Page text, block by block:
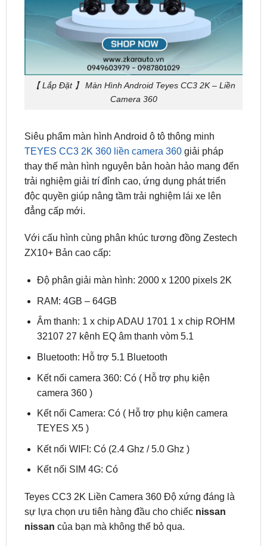
【 Lắp Đặt 】 Màn Hình Android Teyes CC3 2K – Liền
Camera 360
Siêu phẩm màn hình Android ô tô thông minh
thay thế màn hình nguyên bản hoàn hảo mang đến
trải nghiệm giải trí đỉnh cao, ứng dụng phát triển
độc quyền giúp nâng tầm trải nghiệm lái xe lên
đẳng cấp mới.
Với cấu hình cùng phân khúc tương đồng Zestech
Độ phân giải màn hình: 2000 x 1200 pixels 2K
32107 27 kênh EQ âm thanh vòm 5.1
Bluetooth: Hỗ trợ 5.1 Bluetooth
camera 360 )
Kết nối Camera: Có ( Hỗ trợ phụ kiện camera
TEYES X5 )
Kết nối WIFI: Có (2.4 Ghz / 5.0 Ghz )
Teyes CC3 2K Liền Camera 360 Độ xứng đáng là
nissancủa bạn mà không thể bỏ qua.
3/ Màn hình android Utour US I2K cho Nissan